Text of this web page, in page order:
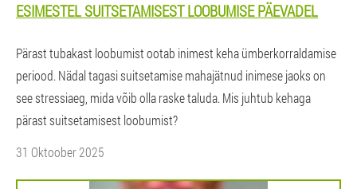
ESIMESTEL SUITSETAMISEST LOOBUMISE PÄEVADEL
Pärast tubakast loobumist ootab inimest keha ümberkorraldamise
periood. Nädal tagasi suitsetamise mahajätnud inimese jaoks on
see stressiaeg, mida võib olla raske taluda. Mis juhtub kehaga
pärast suitsetamisest loobumist?
31 Oktoober 2025